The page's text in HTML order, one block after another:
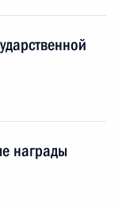
награды